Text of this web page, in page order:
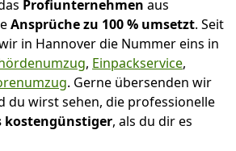
Profiunternehmen aus
Ansprüche zu 100 % umsetzt. Seit
in Hannover die Nummer eins in
, Einpackservice,
. Gerne übersenden wir
du wirst sehen, die professionelle
kostengünstiger, als du dir es